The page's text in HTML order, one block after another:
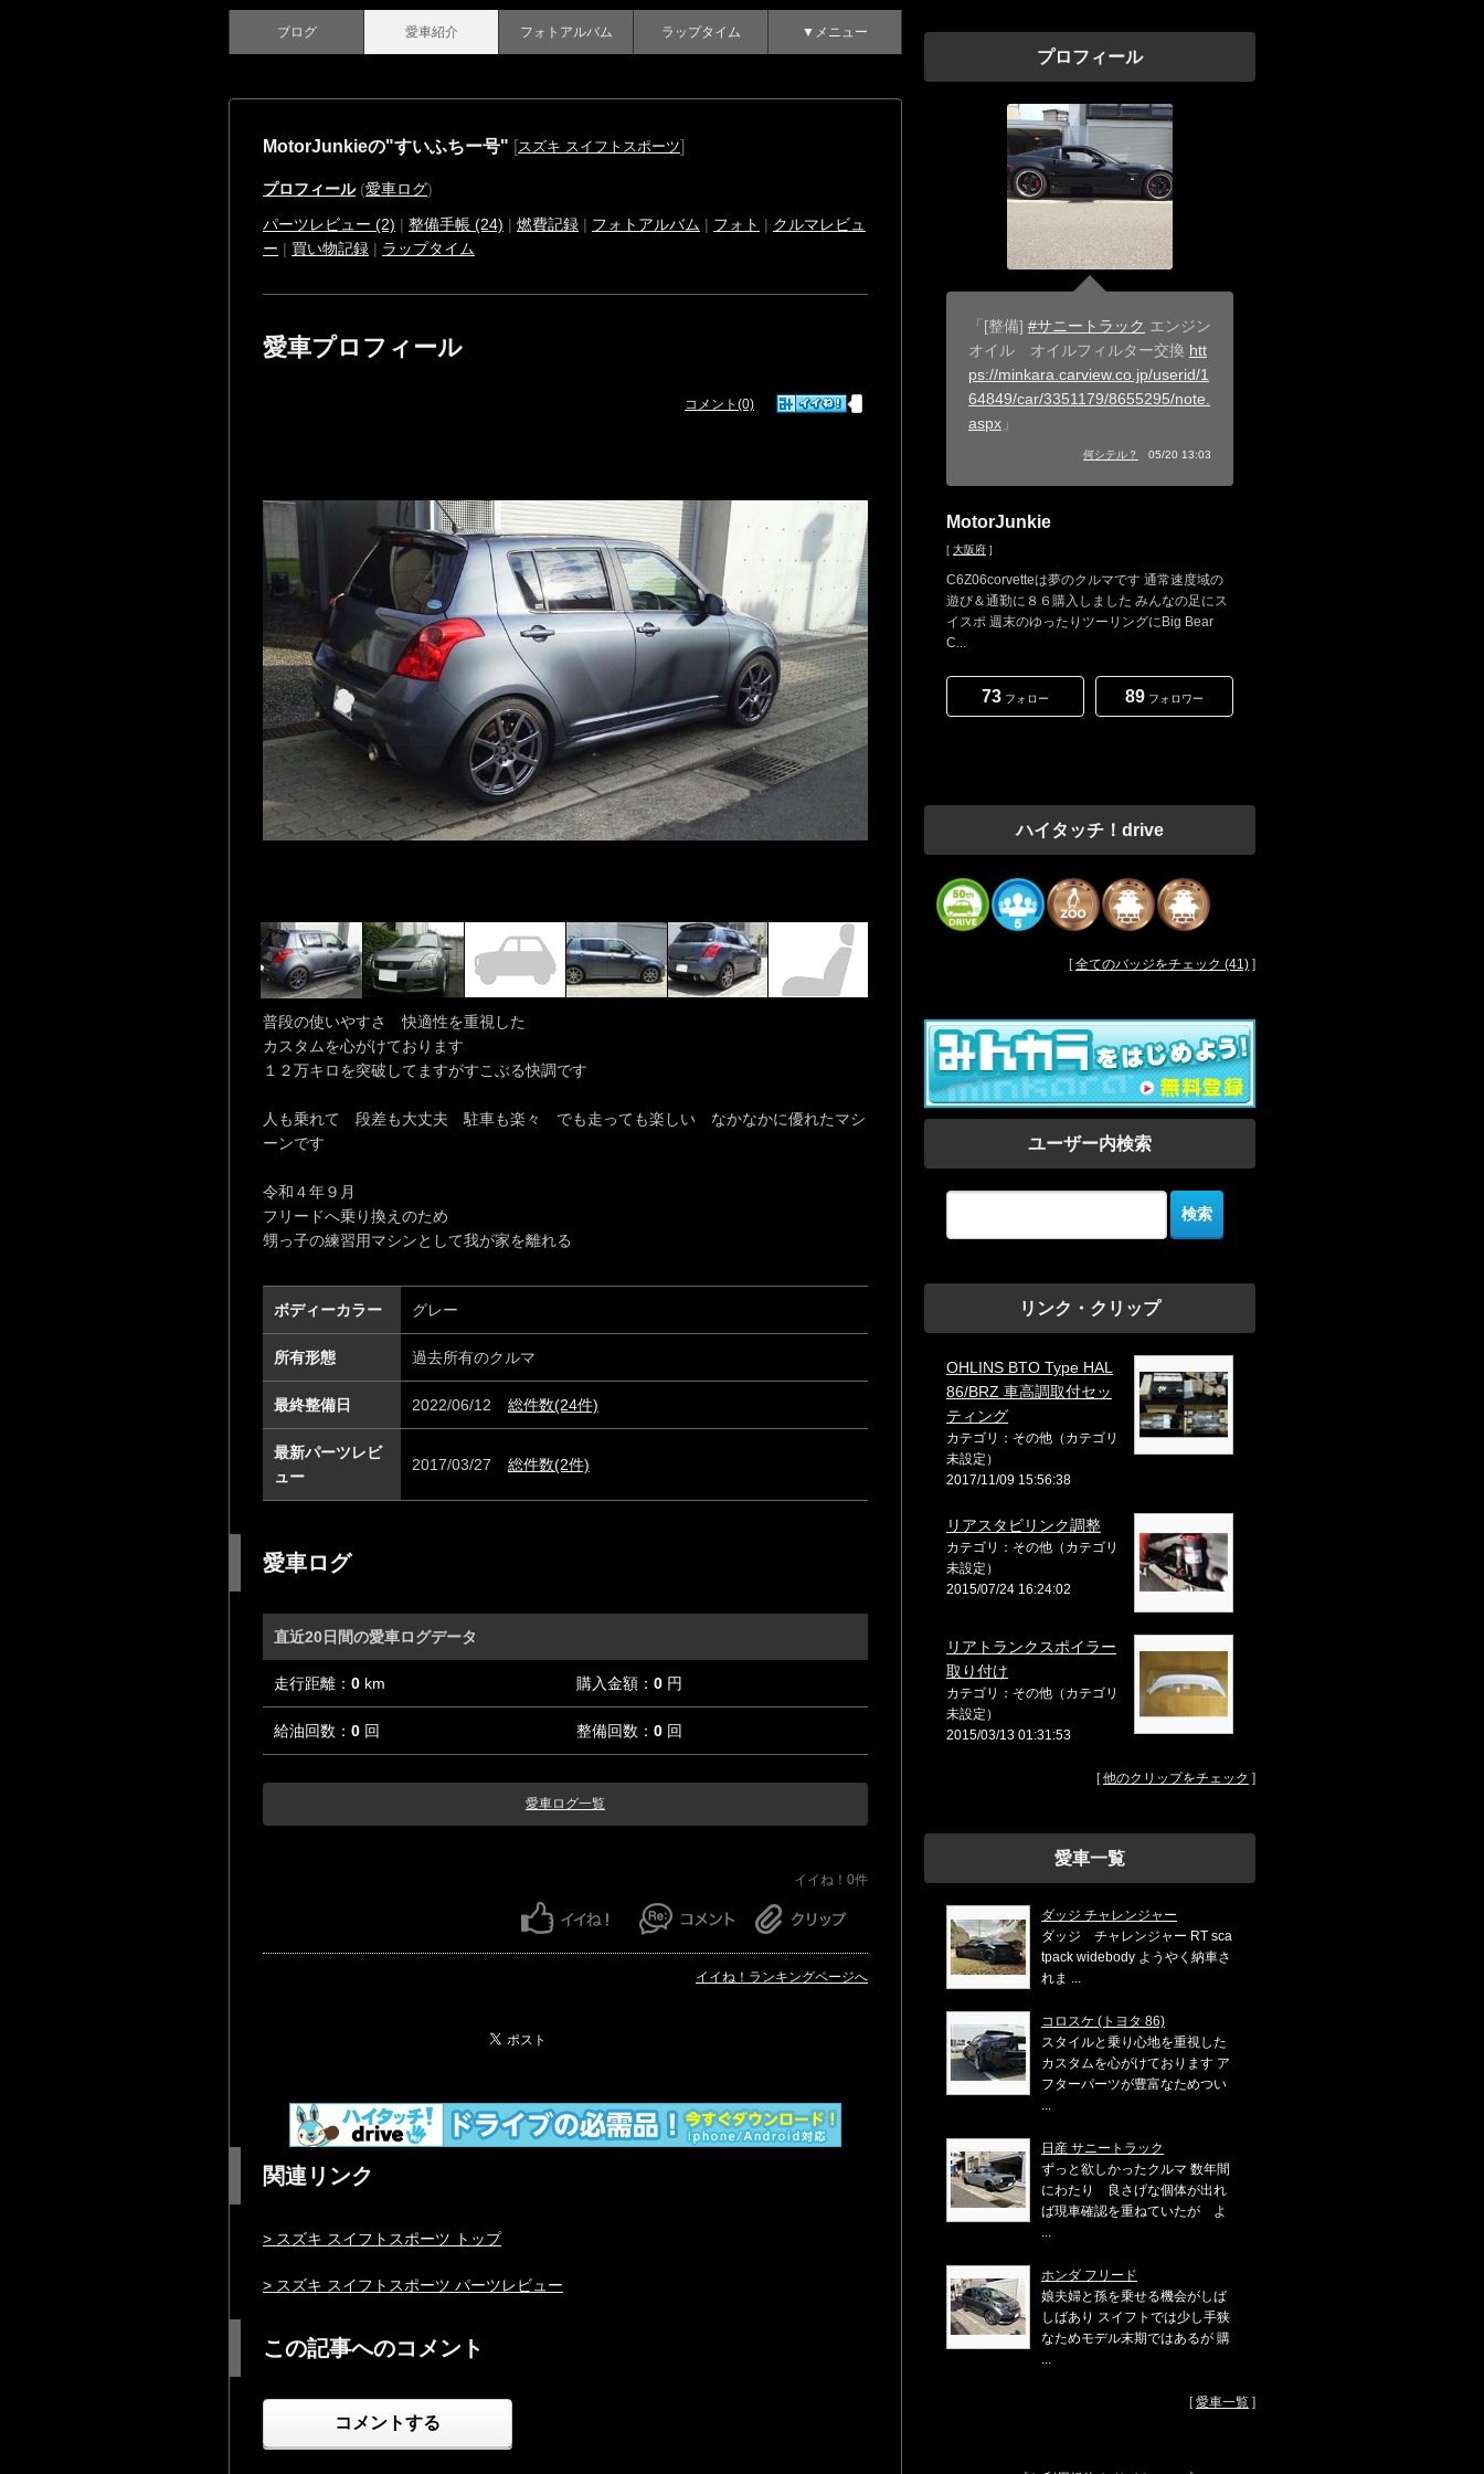
ブログ 愛車紹介 フォトアルバム ラップタイム ▼メニュー
MotorJunkieの"すいふちー号" [スズキ スイフトスポーツ]
プロフィール(愛車ログ)
パーツレビュー (2) | 整備手帳 (24) | 燃費記録 | フォトアルバム | フォト | クルマレビュ
ー | 買い物記録 | ラップタイム
愛車プロフィール
コメント(0)
普段の使いやすさ 快適性を重視した
カスタムを心がけております
１２万キロを突破してますがすこぶる快調です
人も乗れて 段差も大丈夫 駐車も楽々 でも走っても楽しい なかなかに優れたマシ
ーンです
令和４年９月
フリードへ乗り換えのため
甥っ子の練習用マシンとして我が家を離れる
ボディーカラー グレー
所有形態 過去所有のクルマ
最終整備日 2022/06/12 総件数(24件)
最新パーツレビ
ュー
2017/03/27 総件数(2件)
愛車ログ
直近20日間の愛車ログデータ
走行距離： 0 km 購入金額： 0 円
給油回数： 0 回 整備回数： 0 回
愛車ログ一覧
イイね！0件
イイね！ランキングページへ
関連リンク
> スズキ スイフトスポーツ トップ
> スズキ スイフトスポーツ パーツレビュー
この記事へのコメント
コメントする
プロフィール
「[整備] #サニートラック エンジン
オイル オイルフィルター交換 htt
ps://minkara.carview.co.jp/userid/1
64849/car/3351179/8655295/note.
aspx 」
何シテル？ 05/20 13:03
MotorJunkie
[ 大阪府 ]
C6Z06corvetteは夢のクルマです 通常速度域の
遊び＆通勤に８６購入しました みんなの足にス
イスポ 週末のゆったりツーリングにBig Bear
C...
73 フォロー 89 フォロワー
ハイタッチ！drive
[全てのバッジをチェック (41) ]
ユーザー内検索
リンク・クリップ
OHLINS BTO Type HAL
86/BRZ 車高調取付セッ
ティング
カテゴリ：その他（カテゴリ
未設定）
2017/11/09 15:56:38
リアスタビリンク調整
カテゴリ：その他（カテゴリ
未設定）
2015/07/24 16:24:02
リアトランクスポイラー
取り付け
カテゴリ：その他（カテゴリ
未設定）
2015/03/13 01:31:53
[他のクリップをチェック ]
愛車一覧
ダッジ チャレンジャー
ダッジ チャレンジャー RT sca
tpack widebody ようやく納車さ
れま ...
コロスケ (トヨタ 86)
スタイルと乗り心地を重視した
カスタムを心がけております ア
フターパーツが豊富なためつい
...
日産 サニートラック
ずっと欲しかったクルマ 数年間
にわたり 良さげな個体が出れ
ば現車確認を重ねていたが よ
...
ホンダ フリード
娘夫婦と孫を乗せる機会がしば
しばあり スイフトでは少し手狭
なためモデル末期ではあるが 購
...
[愛車一覧 ]